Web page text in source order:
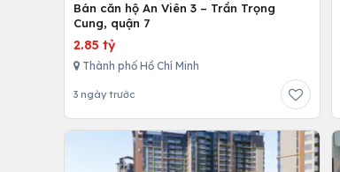
Bán căn hộ An Viên 3 – Trần Trọng
Cung, quận 7
2.85 tỷ
Thành phố Hồ Chí Minh
3 ngày trước